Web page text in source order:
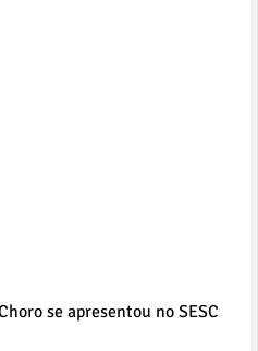
se apresentou no SESC